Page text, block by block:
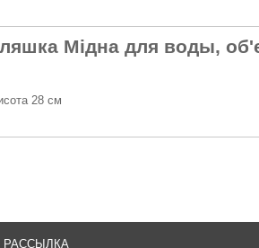
Мідна для воды,
28 см
РАССЫЛКА